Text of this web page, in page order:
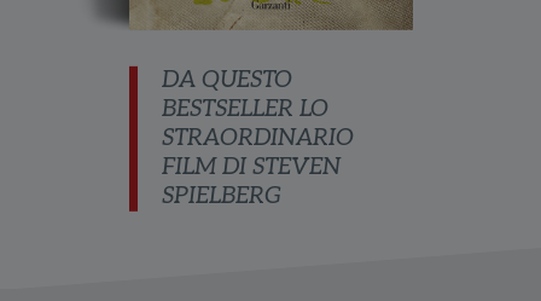
DA QUESTO
BESTSELLER LO
STRAORDINARIO
FILM DI STEVEN
SPIELBERG